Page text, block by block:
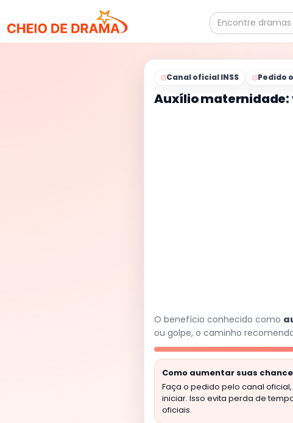
Search
for:
Canal oficial INSS Pedido
Auxílio maternidade:
O benefício conhecido como
ou golpe, o caminho
Como aumentar suas
Faça o pedido pelo canal
iniciar. Isso evita perda de
oficiais.